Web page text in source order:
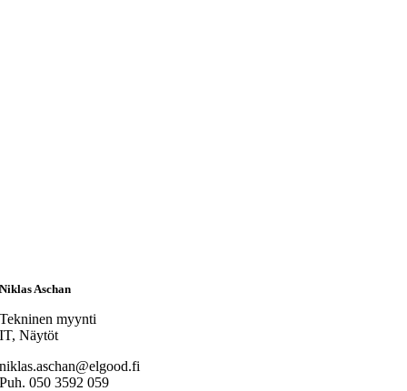
Niklas Aschan
Tekninen myynti
IT, Näytöt
niklas.aschan@elgood.fi
Puh. 050 3592 059